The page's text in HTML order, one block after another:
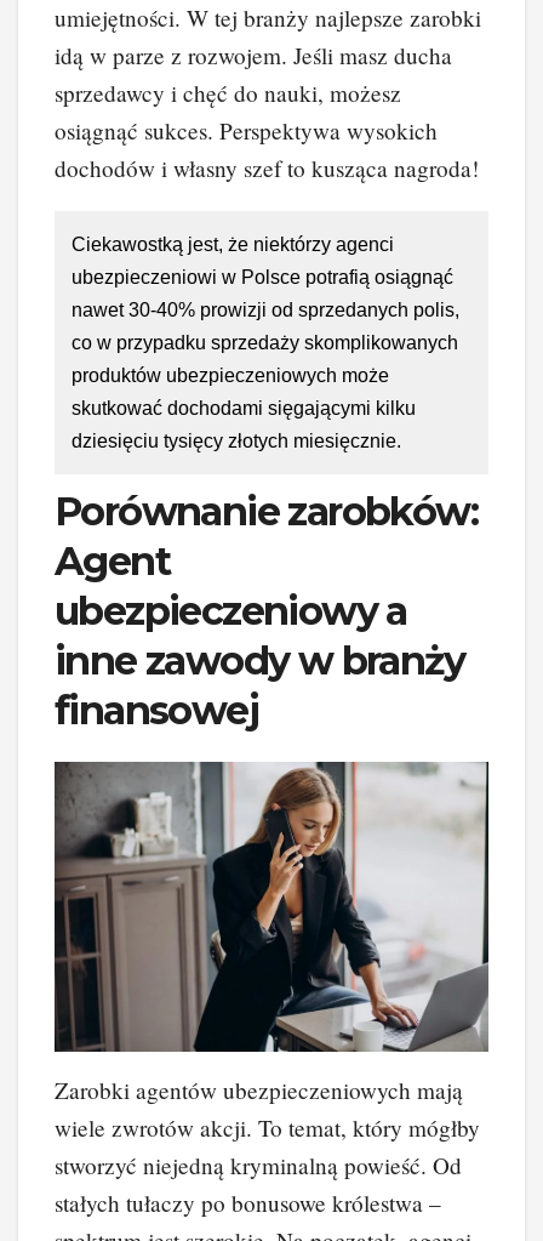
umiejętności. W tej branży najlepsze zarobki
idą w parze z rozwojem. Jeśli masz ducha
sprzedawcy i chęć do nauki, możesz
osiągnąć sukces. Perspektywa wysokich
dochodów i własny szef to kusząca nagroda!
Ciekawostką jest, że niektórzy agenci
ubezpieczeniowi w Polsce potrafią osiągnąć
nawet 30-40% prowizji od sprzedanych polis,
co w przypadku sprzedaży skomplikowanych
produktów ubezpieczeniowych może
skutkować dochodami sięgającymi kilku
dziesięciu tysięcy złotych miesięcznie.
Porównanie zarobków:
Agent
ubezpieczeniowy a
inne zawody w branży
finansowej
Zarobki agentów ubezpieczeniowych mają
wiele zwrotów akcji. To temat, który mógłby
stworzyć niejedną kryminalną powieść. Od
stałych tułaczy po bonusowe królestwa –